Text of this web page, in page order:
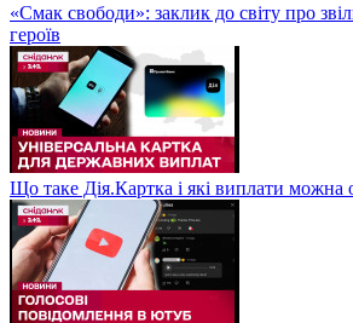
«Смак свободи»: заклик до світу про
героїв
Що таке Дія.Картка і які виплати можна